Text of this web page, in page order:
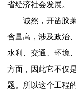
省经济社会发展。
诚然，开凿胶
含量高，涉及政治
水利、交通、环境
方面，因此它不仅
题。所以这个工程